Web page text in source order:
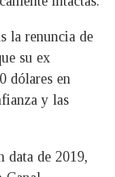
la renuncia de
su ex
dólares en
y las
data de 2019,